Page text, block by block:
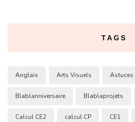
TAGS
Anglais Arts Visuels Astuces
Blablanniversaire Blablaprojets
Calcul CE2 calcul CP CE1